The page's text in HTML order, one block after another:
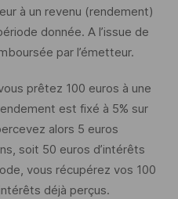
à un revenu (rendement)
donnée. A l’issue de
par l’émetteur.
prêtez 100 euros à une
est fixé à 5% sur
alors 5 euros
soit 50 euros d’intérêts
vous récupérez vos 100
déjà perçus.